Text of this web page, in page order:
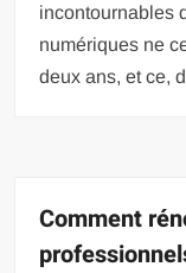
incontournables
numériques ne
deux ans, et ce,
Comment